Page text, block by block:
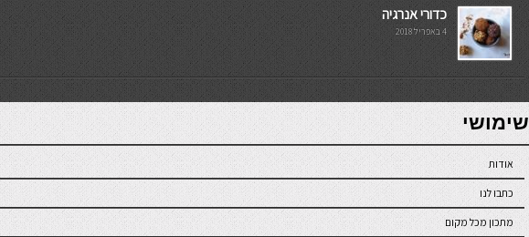
כדורי אנרגיה
4 באפריל 2018
7slots
seriöse online casinos österreich
שימושי
אודות
כתבו לנו
מתכון מכל מקום